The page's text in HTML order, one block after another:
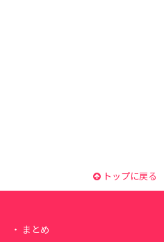
トップに戻る
まとめ